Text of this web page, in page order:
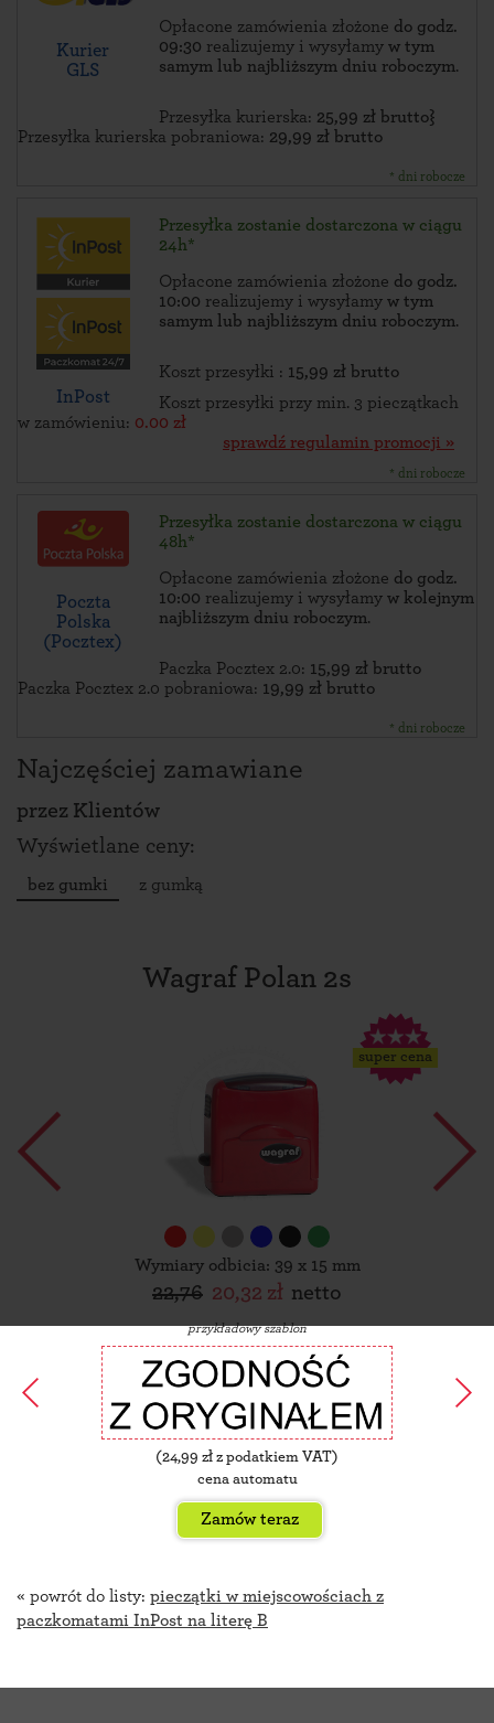
Kurier
GLS
Opłacone zamówienia złożone do godz.
09:30 realizujemy i wysyłamy w tym
samym lub najbliższym dniu roboczym.
Przesyłka kurierska: 25,99 zł brutto}
Przesyłka kurierska pobraniowa: 29,99 zł brutto
* dni robocze
InPost
Przesyłka zostanie dostarczona w ciągu
24h*
Opłacone zamówienia złożone do godz.
10:00 realizujemy i wysyłamy w tym
samym lub najbliższym dniu roboczym.
Koszt przesyłki : 15,99 zł brutto
Koszt przesyłki przy min. 3 pieczątkach
w zamówieniu: 0.00 zł
sprawdź regulamin promocji »
* dni robocze
Poczta
Polska
(Pocztex)
Przesyłka zostanie dostarczona w ciągu
48h*
Opłacone zamówienia złożone do godz.
10:00 realizujemy i wysyłamy w kolejnym
najbliższym dniu roboczym.
Paczka Pocztex 2.0: 15,99 zł brutto
Paczka Pocztex 2.0 pobraniowa: 19,99 zł brutto
* dni robocze
Najczęściej zamawiane
przez Klientów
Wyświetlane ceny:
bez gumki z gumką
Wagraf Polan 2s
super cena
Wymiary odbicia: 39 x 15 mm
22,76 20,32 zł netto
przykładowy szablon
(24,99 zł z podatkiem VAT)
cena automatu
Zamów teraz
« powrót do listy: pieczątki w miejscowościach z
paczkomatami InPost na literę B